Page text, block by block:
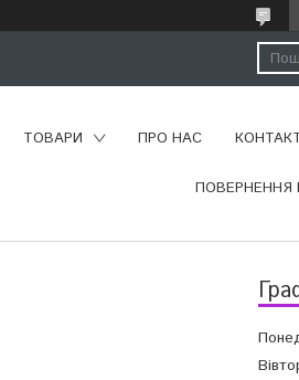
ТОВАРИ ПРО НАС
ПОВЕРНЕННЯ